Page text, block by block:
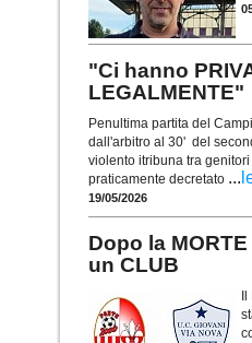
"Ci hanno
LEGALMENTE"
Penultima partita del
dall'arbitro al 30' del
violento itribuna tra
praticamente decretato ...
19/05/2026
Dopo la
un CLUB